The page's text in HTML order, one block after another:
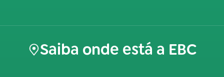
Saiba onde está a EBC